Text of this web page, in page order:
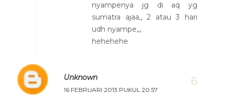
nyampenya jg di aq yg
sumatra ajaa,, 2 atau 3 hari
udh nyampe,,,
hehehehe
Unknown
16 FEBRUARI 2013 PUKUL 20.57